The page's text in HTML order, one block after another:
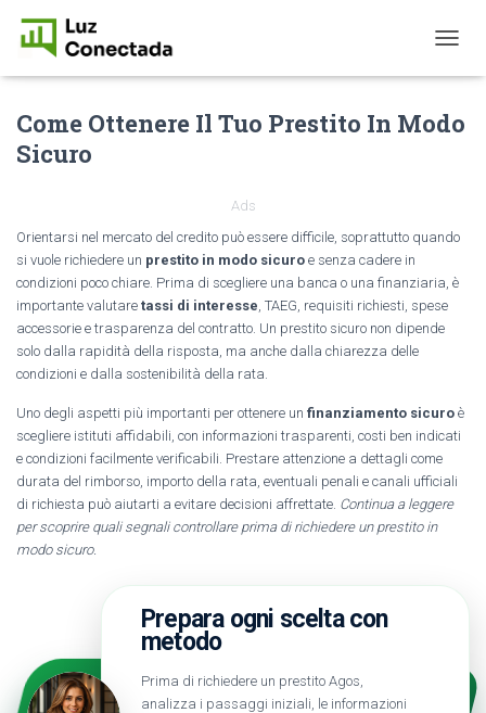
O
G
L
I
A
T
Come Ottenere Il Tuo Prestito In Modo
Sicuro
Ads
Orientarsi nel mercato del credito può essere difficile, soprattutto quando
si vuole richiedere un prestito in modo sicuro e senza cadere in
condizioni poco chiare. Prima di scegliere una banca o una finanziaria, è
importante valutare tassi di interesse , TAEG, requisiti richiesti, spese
accessorie e trasparenza del contratto. Un prestito sicuro non dipende
solo dalla rapidità della risposta, ma anche dalla chiarezza delle
condizioni e dalla sostenibilità della rata.
Uno degli aspetti più importanti per ottenere un finanziamento sicuro è
scegliere istituti affidabili, con informazioni trasparenti, costi ben indicati
e condizioni facilmente verificabili. Prestare attenzione a dettagli come
durata del rimborso, importo della rata, eventuali penali e canali ufficiali
di richiesta può aiutarti a evitare decisioni affrettate. Continua a leggere
per scoprire quali segnali controllare prima di richiedere un prestito in
modo sicuro.
Prepara ogni scelta con
metodo
Prima di richiedere un prestito Agos,
analizza i passaggi iniziali, le informazioni